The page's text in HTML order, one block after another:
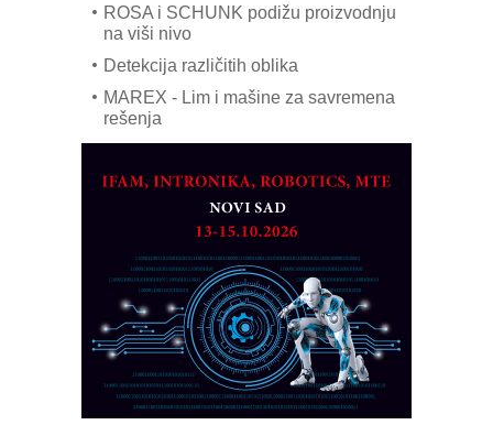
ROSA i SCHUNK podižu proizvodnju
na viši nivo
Detekcija različitih oblika
MAREX - Lim i mašine za savremena
rešenja
partner
CTO - Prilagodite svoju toplinsku
Razvoj asortimanskog pravca MINI-
PLC AKYTEC
AUKOM: Svetski standard metrologije
dostupan u Srbiji
MOTOMAN – NEXT-Robotika vođena
veštačkom inteligencijom
I.SAFE MOBILE revolucioniše